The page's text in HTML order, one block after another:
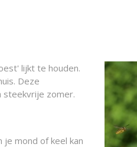
lijkt te houden.
Deze
steekvrije zomer.
je mond of keel kan